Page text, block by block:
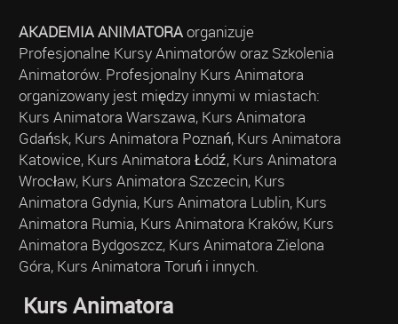
AKADEMIA ANIMATORAorganizuje
Profesjonalne Kursy Animatorów oraz Szkolenia
Animatorów. Profesjonalny Kurs Animatora
organizowany jest między innymi w miastach:
Kurs Animatora Warszawa, Kurs Animatora
Gdańsk, Kurs Animatora Poznań, Kurs Animatora
Katowice, Kurs Animatora Łódź, Kurs Animatora
Wrocław, Kurs Animatora Szczecin, Kurs
Animatora Gdynia, Kurs Animatora Lublin, Kurs
Animatora Rumia, Kurs Animatora Kraków, Kurs
Animatora Bydgoszcz, Kurs Animatora Zielona
Góra, Kurs Animatora Toruń i innych.
Kurs Animatora